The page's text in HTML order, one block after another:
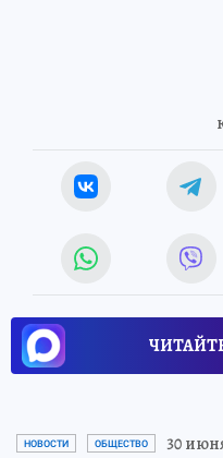
НОВОСТИ ОБЩЕСТВО 30